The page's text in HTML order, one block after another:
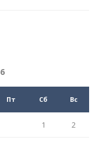
Пт Сб Вс
1 2